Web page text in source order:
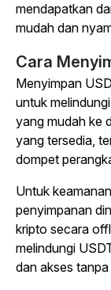
mendapatkan
mudah dan
Cara
Menyimpan
untuk
yang mudah ke
yang tersedia,
dompet
Untuk
penyimpanan
kripto secara
melindungi
dan akses tanpa